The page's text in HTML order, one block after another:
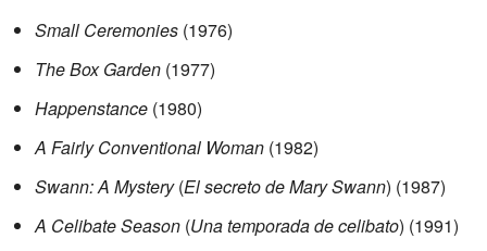
Small Ceremonies (1976)
The Box Garden (1977)
Happenstance (1980)
A Fairly Conventional Woman (1982)
Swann: A Mystery(El secreto de Mary Swann) (1987)
A Celibate Season (Una temporada de celibato) (1991)